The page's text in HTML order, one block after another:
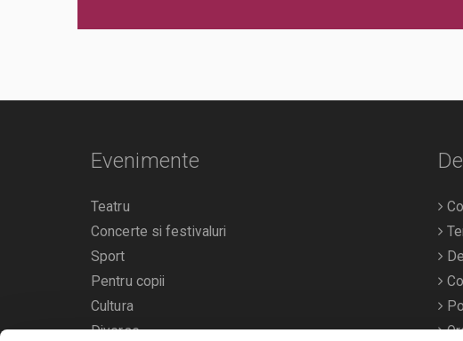
Evenimente
Teatru
Concerte si festivaluri
Sport
Pentru copii
Cultura
Diverse